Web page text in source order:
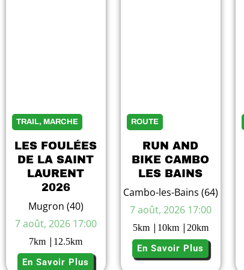
TRAIL, MARCHE
LES FOULÉES
DE LA SAINT
LAURENT
2026
Mugron (40)
7 août, 2026 17:00
7km | 12.5km
En Savoir Plus
ROUTE
RUN AND
BIKE CAMBO
LES BAINS
Cambo-les-Bains (64)
7 août, 2026 17:00
5km| 10km| 20km
En Savoir Plus